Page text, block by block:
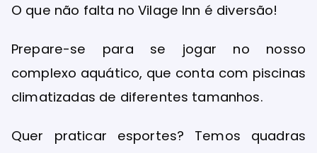
O que não falta no Vilage Inn é diversão!
Prepare-se para se jogar no nosso
complexo aquático, que conta com piscinas
climatizadas de diferentes tamanhos.
Quer praticar esportes? Temos quadras